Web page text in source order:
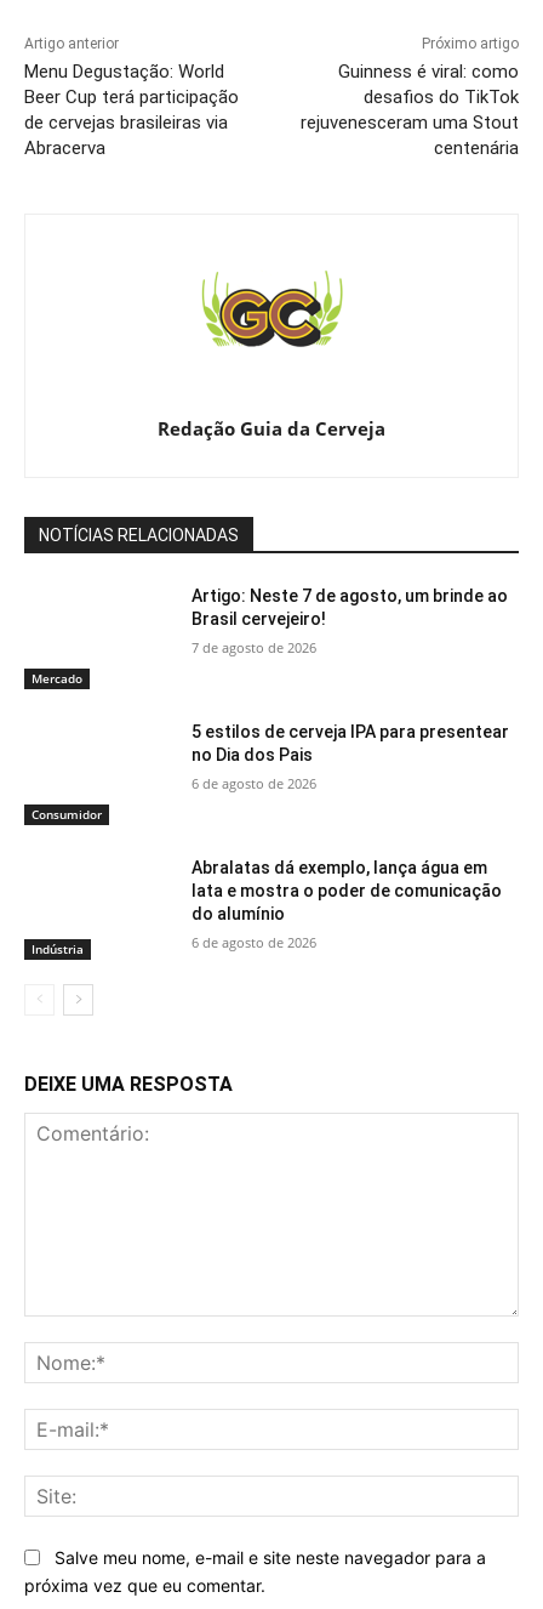
Artigo anterior
Menu Degustação: World
Beer Cup terá participação
de cervejas brasileiras via
Abracerva
Próximo artigo
Guinness é viral: como
desafios do TikTok
rejuvenesceram uma Stout
centenária
Redação Guia da Cerveja
NOTÍCIAS RELACIONADAS
Mercado
Artigo: Neste 7 de agosto, um brinde ao
Brasil cervejeiro!
7 de agosto de 2026
Consumidor
5 estilos de cerveja IPA para presentear
no Dia dos Pais
6 de agosto de 2026
Indústria
Abralatas dá exemplo, lança água em
lata e mostra o poder de comunicação
do alumínio
6 de agosto de 2026
DEIXE UMA RESPOSTA
Salve meu nome, e-mail e site neste navegador para a
próxima vez que eu comentar.